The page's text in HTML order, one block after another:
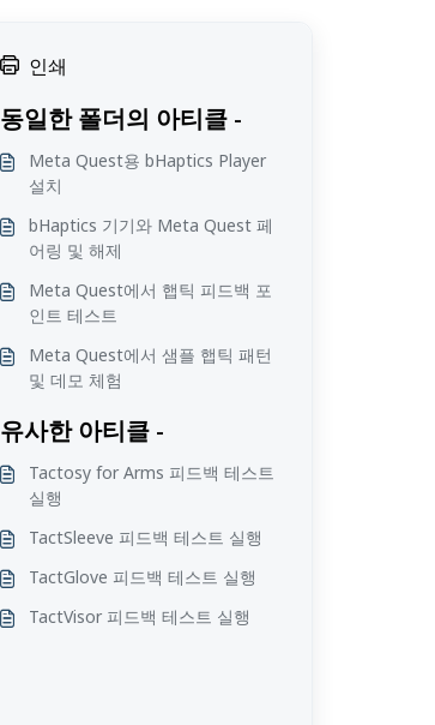
인쇄
동일한 폴더의 아티클 -
Meta Quest용 bHaptics Player
설치
bHaptics 기기와 Meta Quest 페
어링 및 해제
Meta Quest에서 햅틱 피드백 포
인트 테스트
Meta Quest에서 샘플 햅틱 패턴
및 데모 체험
유사한 아티클 -
Tactosy for Arms 피드백 테스트
실행
TactSleeve 피드백 테스트 실행
TactGlove 피드백 테스트 실행
TactVisor 피드백 테스트 실행